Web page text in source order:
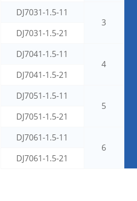
DJ7031-1.5-11
3
DJ7031-1.5-21
DJ7041-1.5-11
4
DJ7041-1.5-21
DJ7051-1.5-11
5
DJ7051-1.5-21
DJ7061-1.5-11
6
DJ7061-1.5-21